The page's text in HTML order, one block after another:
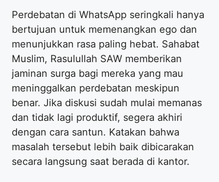
Perdebatan di WhatsApp seringkali hanya
bertujuan untuk memenangkan ego dan
menunjukkan rasa paling hebat. Sahabat
Muslim, Rasulullah SAW memberikan
jaminan surga bagi mereka yang mau
meninggalkan perdebatan meskipun
benar. Jika diskusi sudah mulai memanas
dan tidak lagi produktif, segera akhiri
dengan cara santun. Katakan bahwa
masalah tersebut lebih baik dibicarakan
secara langsung saat berada di kantor.